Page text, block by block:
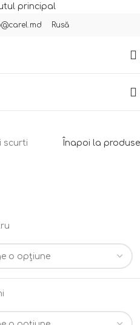
principal
Rusă
scurti Înapoi la produse